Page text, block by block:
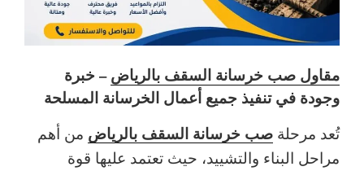
مقاول صب خرسانة السقف بالرياض– خبرة
وجودة في تنفيذ جميع أعمال الخرسانة المسلحة
تُعد مرحلة صب خرسانة السقف بالرياض من أهم
مراحل البناء والتشييد، حيث تعتمد عليها قوة